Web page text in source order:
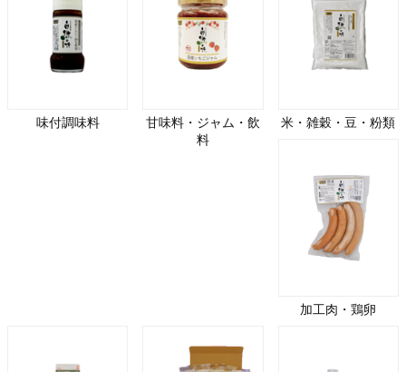
味付調味料
甘味料・ジャム・飲
料
米・雑穀・豆・粉類
加工肉・鶏卵